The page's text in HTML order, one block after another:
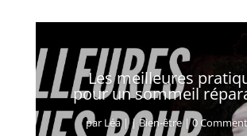
Les meilleures
pour un sommeil
par Léa|| Bien-être| 0